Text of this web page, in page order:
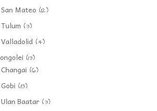
San Mateo (12)
Tulum (3)
Valladolid (4)
(13)
Changai (6)
Gobi (8)
Ulan Baatar (3)